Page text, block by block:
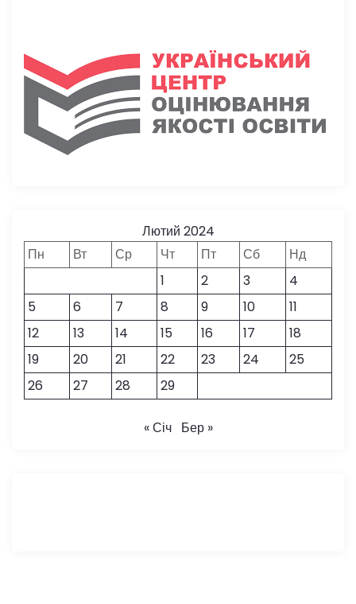
Лютий 2024
Пн
Вт Ср Чт Пт Сб
Нд
1
2 3
4
5
6 7 8 9 10
11
12
13 14 15 16 17
18
19
20 21 22 23 24
25
26
27 28 29
« Січ Бер »